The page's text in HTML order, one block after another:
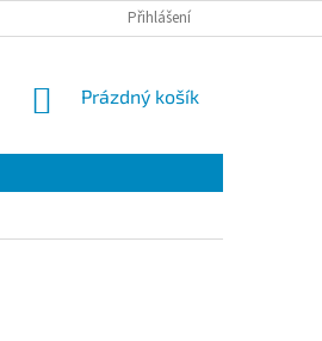
Přihlášení
NÁKUPNÍ
Prázdný košík